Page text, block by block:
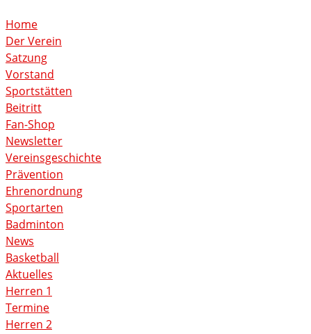
Home
Der Verein
Satzung
Vorstand
Sportstätten
Beitritt
Fan-Shop
Newsletter
Vereinsgeschichte
Prävention
Ehrenordnung
Sportarten
Badminton
News
Basketball
Aktuelles
Herren 1
Termine
Herren 2